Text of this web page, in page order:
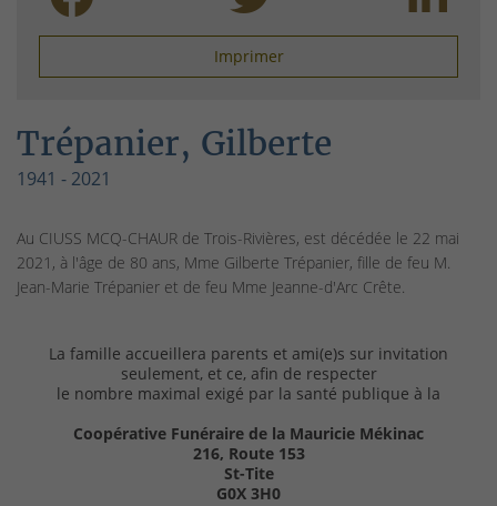
Imprimer
Trépanier, Gilberte
1941 - 2021
Au CIUSS MCQ-CHAUR de Trois-Rivières, est décédée le 22 mai
2021, à l'âge de 80 ans, Mme Gilberte Trépanier, fille de feu M.
Jean-Marie Trépanier et de feu Mme Jeanne-d'Arc Crête.
La famille accueillera parents et ami(e)s sur invitation
seulement, et ce, afin de respecter
le nombre maximal exigé par la santé publique à la
Coopérative Funéraire de la Mauricie Mékinac
216, Route 153
St-Tite
G0X 3H0